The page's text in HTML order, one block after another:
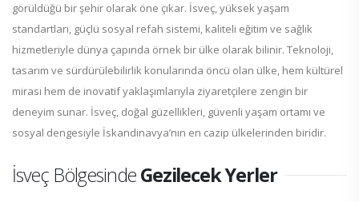
görüldüğü bir şehir olarak öne çıkar. İsveç, yüksek yaşam
standartları, güçlü sosyal refah sistemi, kaliteli eğitim ve sağlık
hizmetleriyle dünya çapında örnek bir ülke olarak bilinir. Teknoloji,
tasarım ve sürdürülebilirlik konularında öncü olan ülke, hem kültürel
mirası hem de inovatif yaklaşımlarıyla ziyaretçilere zengin bir
deneyim sunar. İsveç, doğal güzellikleri, güvenli yaşam ortamı ve
sosyal dengesiyle İskandinavya’nın en cazip ülkelerinden biridir.
İsveç BölgesindeGezilecek Yerler